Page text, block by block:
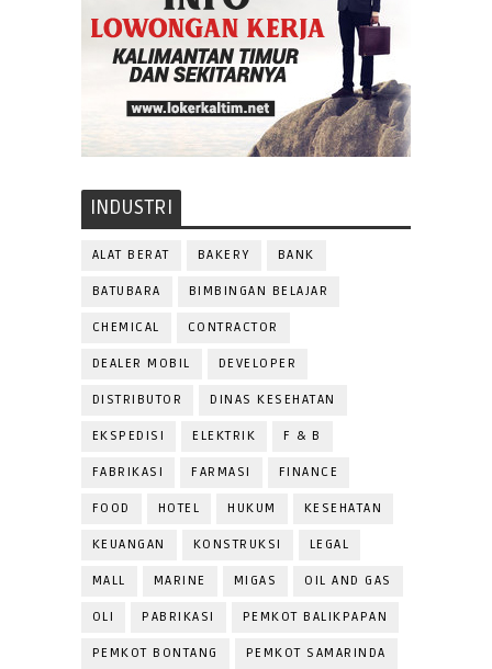
INDUSTRI
ALAT BERAT BAKERY BANK
BATUBARA BIMBINGAN BELAJAR
CHEMICAL CONTRACTOR
DEALER MOBIL DEVELOPER
DISTRIBUTOR DINAS KESEHATAN
EKSPEDISI ELEKTRIK F & B
FABRIKASI FARMASI FINANCE
FOOD HOTEL HUKUM KESEHATAN
KEUANGAN KONSTRUKSI LEGAL
MALL MARINE MIGAS OIL AND GAS
OLI PABRIKASI PEMKOT BALIKPAPAN
PEMKOT BONTANG PEMKOT SAMARINDA